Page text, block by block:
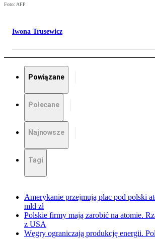
Foto: AFP
Iwona Trusewicz
Powiązane
Polecane
Najnowsze
Tagi
Amerykanie przejmują plac pod polski
mld zł
Polskie firmy mają zarobić na atomie.
z USA
Węgry ograniczają produkcję energii.